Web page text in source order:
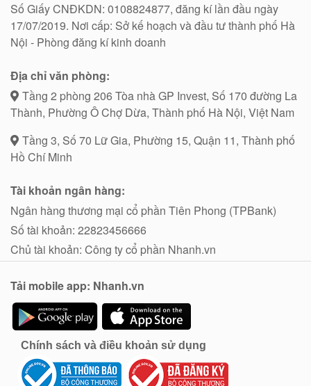
Số Giấy CNĐKDN: 0108824877, đăng kí lần đầu ngày
17/07/2019. Nơi cấp: Sở kế hoạch và đầu tư thành phố Hà
Nội - Phòng đăng kí kinh doanh
Địa chỉ văn phòng:
Tầng 2 phòng 206 Tòa nhà GP Invest, Số 170 đường La
Thành, Phường Ô Chợ Dừa, Thành phố Hà Nội, Việt Nam
Tầng 3, Số 70 Lữ Gia, Phường 15, Quận 11, Thành phố
Hồ Chí Minh
Tài khoản ngân hàng:
Ngân hàng thương mại cổ phần Tiên Phong (TPBank)
Số tài khoản: 22823456666
Chủ tài khoản: Công ty cổ phần Nhanh.vn
Tải mobile app: Nhanh.vn
Chính sách và điều khoản sử dụng